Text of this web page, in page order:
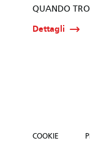
QUANDO
Dettagli
COOKIE